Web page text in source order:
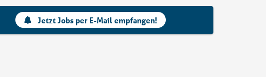
Jetzt Jobs per E-Mail empfangen!